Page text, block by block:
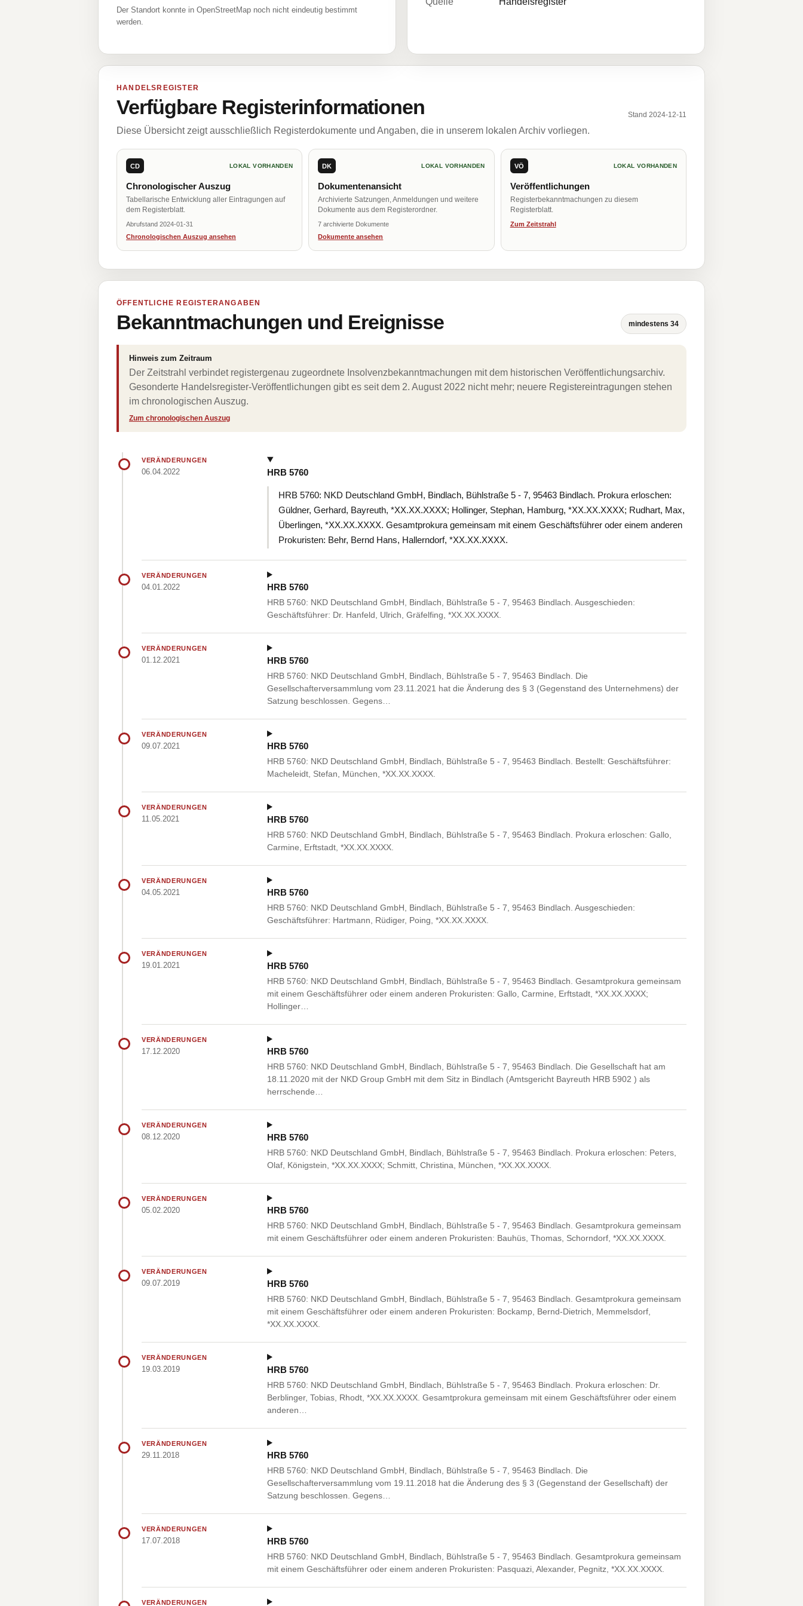
Der Standort konnte in OpenStreetMap noch nicht eindeutig bestimmt
werden.
HANDELSREGISTER
Verfügbare Registerinformationen Stand 2024-12-11
Diese Übersicht zeigt ausschließlich Registerdokumente und Angaben, die in unserem lokalen Archiv vorliegen.
CD LOKAL VORHANDEN
Chronologischer Auszug
Tabellarische Entwicklung aller Eintragungen auf
dem Registerblatt.
Abrufstand 2024-01-31
Chronologischen Auszug ansehen
DK LOKAL VORHANDEN
Dokumentenansicht
Archivierte Satzungen, Anmeldungen und weitere
Dokumente aus dem Registerordner.
7 archivierte Dokumente
Dokumente ansehen
VÖ LOKAL VORHANDEN
Veröffentlichungen
Registerbekanntmachungen zu diesem
Registerblatt.
Zum Zeitstrahl
ÖFFENTLICHE REGISTERANGABEN
Bekanntmachungen und Ereignisse mindestens 34
Hinweis zum Zeitraum
Der Zeitstrahl verbindet registergenau zugeordnete Insolvenzbekanntmachungen mit dem historischen Veröffentlichungsarchiv.
Gesonderte Handelsregister-Veröffentlichungen gibt es seit dem 2. August 2022 nicht mehr; neuere Registereintragungen stehen
im chronologischen Auszug.
Zum chronologischen Auszug
VERÄNDERUNGEN
06.04.2022 HRB 5760
HRB 5760: NKD Deutschland GmbH, Bindlach, Bühlstraße 5 - 7, 95463 Bindlach. Prokura erloschen:
Güldner, Gerhard, Bayreuth, *XX.XX.XXXX; Hollinger, Stephan, Hamburg, *XX.XX.XXXX; Rudhart, Max,
Überlingen, *XX.XX.XXXX. Gesamtprokura gemeinsam mit einem Geschäftsführer oder einem anderen
Prokuristen: Behr, Bernd Hans, Hallerndorf, *XX.XX.XXXX.
VERÄNDERUNGEN
04.01.2022 HRB 5760
HRB 5760: NKD Deutschland GmbH, Bindlach, Bühlstraße 5 - 7, 95463 Bindlach. Ausgeschieden:
Geschäftsführer: Dr. Hanfeld, Ulrich, Gräfelfing, *XX.XX.XXXX.
VERÄNDERUNGEN
01.12.2021 HRB 5760
HRB 5760: NKD Deutschland GmbH, Bindlach, Bühlstraße 5 - 7, 95463 Bindlach. Die
Gesellschafterversammlung vom 23.11.2021 hat die Änderung des § 3 (Gegenstand des Unternehmens) der
Satzung beschlossen. Gegens…
VERÄNDERUNGEN
09.07.2021 HRB 5760
HRB 5760: NKD Deutschland GmbH, Bindlach, Bühlstraße 5 - 7, 95463 Bindlach. Bestellt: Geschäftsführer:
Macheleidt, Stefan, München, *XX.XX.XXXX.
VERÄNDERUNGEN
11.05.2021 HRB 5760
HRB 5760: NKD Deutschland GmbH, Bindlach, Bühlstraße 5 - 7, 95463 Bindlach. Prokura erloschen: Gallo,
Carmine, Erftstadt, *XX.XX.XXXX.
VERÄNDERUNGEN
04.05.2021 HRB 5760
HRB 5760: NKD Deutschland GmbH, Bindlach, Bühlstraße 5 - 7, 95463 Bindlach. Ausgeschieden:
Geschäftsführer: Hartmann, Rüdiger, Poing, *XX.XX.XXXX.
VERÄNDERUNGEN
19.01.2021 HRB 5760
HRB 5760: NKD Deutschland GmbH, Bindlach, Bühlstraße 5 - 7, 95463 Bindlach. Gesamtprokura gemeinsam
mit einem Geschäftsführer oder einem anderen Prokuristen: Gallo, Carmine, Erftstadt, *XX.XX.XXXX;
Hollinger…
VERÄNDERUNGEN
17.12.2020 HRB 5760
HRB 5760: NKD Deutschland GmbH, Bindlach, Bühlstraße 5 - 7, 95463 Bindlach. Die Gesellschaft hat am
18.11.2020 mit der NKD Group GmbH mit dem Sitz in Bindlach (Amtsgericht Bayreuth HRB 5902 ) als
herrschende…
VERÄNDERUNGEN
08.12.2020 HRB 5760
HRB 5760: NKD Deutschland GmbH, Bindlach, Bühlstraße 5 - 7, 95463 Bindlach. Prokura erloschen: Peters,
Olaf, Königstein, *XX.XX.XXXX; Schmitt, Christina, München, *XX.XX.XXXX.
VERÄNDERUNGEN
05.02.2020 HRB 5760
HRB 5760: NKD Deutschland GmbH, Bindlach, Bühlstraße 5 - 7, 95463 Bindlach. Gesamtprokura gemeinsam
mit einem Geschäftsführer oder einem anderen Prokuristen: Bauhüs, Thomas, Schorndorf, *XX.XX.XXXX.
VERÄNDERUNGEN
09.07.2019 HRB 5760
HRB 5760: NKD Deutschland GmbH, Bindlach, Bühlstraße 5 - 7, 95463 Bindlach. Gesamtprokura gemeinsam
mit einem Geschäftsführer oder einem anderen Prokuristen: Bockamp, Bernd-Dietrich, Memmelsdorf,
*XX.XX.XXXX.
VERÄNDERUNGEN
19.03.2019 HRB 5760
HRB 5760: NKD Deutschland GmbH, Bindlach, Bühlstraße 5 - 7, 95463 Bindlach. Prokura erloschen: Dr.
Berblinger, Tobias, Rhodt, *XX.XX.XXXX. Gesamtprokura gemeinsam mit einem Geschäftsführer oder einem
anderen…
VERÄNDERUNGEN
29.11.2018 HRB 5760
HRB 5760: NKD Deutschland GmbH, Bindlach, Bühlstraße 5 - 7, 95463 Bindlach. Die
Gesellschafterversammlung vom 19.11.2018 hat die Änderung des § 3 (Gegenstand der Gesellschaft) der
Satzung beschlossen. Gegens…
VERÄNDERUNGEN
17.07.2018 HRB 5760
HRB 5760: NKD Deutschland GmbH, Bindlach, Bühlstraße 5 - 7, 95463 Bindlach. Gesamtprokura gemeinsam
mit einem Geschäftsführer oder einem anderen Prokuristen: Pasquazi, Alexander, Pegnitz, *XX.XX.XXXX.
VERÄNDERUNGEN